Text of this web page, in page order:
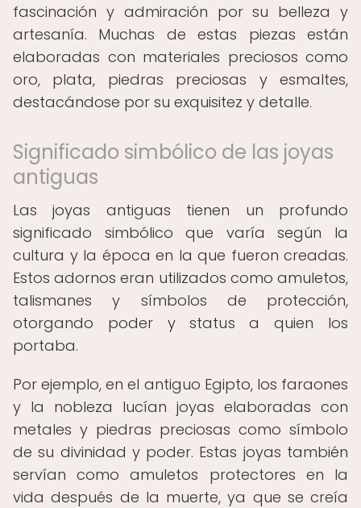
fascinación y admiración por su belleza y
artesanía. Muchas de estas piezas están
elaboradas con materiales preciosos como
oro, plata, piedras preciosas y esmaltes,
destacándose por su exquisitez y detalle.
Significado simbólico de las joyas
antiguas
Las joyas antiguas tienen un profundo
significado simbólico que varía según la
cultura y la época en la que fueron creadas.
Estos adornos eran utilizados como amuletos,
talismanes y símbolos de protección,
otorgando poder y status a quien los
portaba.
Por ejemplo, en el antiguo Egipto, los faraones
y la nobleza lucían joyas elaboradas con
metales y piedras preciosas como símbolo
de su divinidad y poder. Estas joyas también
servían como amuletos protectores en la
vida después de la muerte, ya que se creía